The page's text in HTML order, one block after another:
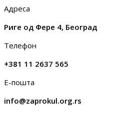
Адреса
Риге од Фере 4, Београд
Телефон
+381 11 2637 565
Е-пошта
info@zaprokul.org.rs